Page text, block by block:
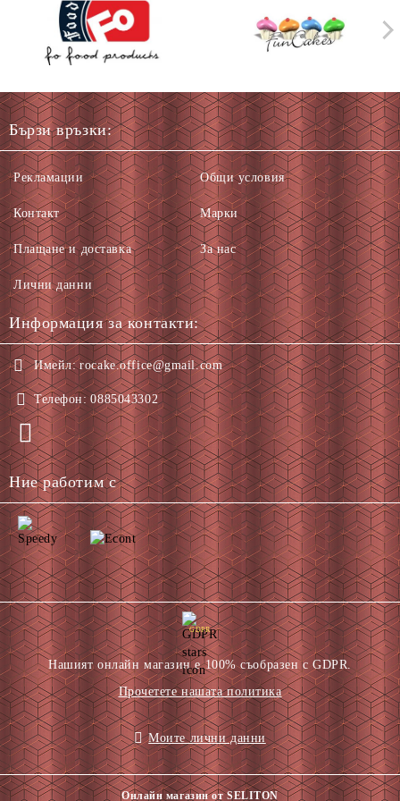
Бързи връзки:
Рекламации
Контакт
Плащане и доставка
Лични данни
Общи условия
Марки
За нас
Информация за контакти:
Имейл: rocake.office@gmail.com
Телефон: 0885043302
Ние работим с
GDPR
Нашият онлайн магазин е 100% съобразен с GDPR.
Прочетете нашата политика
Моите лични данни
Онлайн магазин от SELITON